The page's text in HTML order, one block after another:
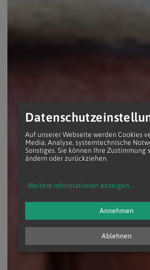
Auf unserer Webseite werden Cookies
Media, Analyse, systemtechnische
Sonstiges. Sie können Ihre Zustimmung
ändern oder zurückziehen.
Weitere Informationen anzeigen...
Ablehnen
Annehmen